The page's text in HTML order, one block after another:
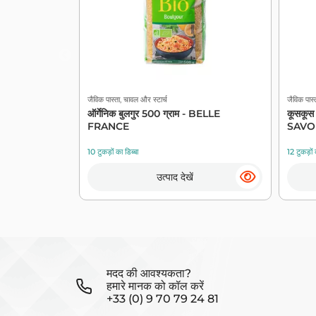
जैविक पास्ता, चावल और स्टार्च
ऑर्गेनिक बुलगुर 500 ग्राम - BELLE
FRANCE
10 टुकड़ों का डिब्बा
उत्पाद देखें
जैविक
कूसकूस
12 टुकड़ों
मदद की आवश्यकता?
हमारे मानक को कॉल करें
+33 (0) 9 70 79 24 81